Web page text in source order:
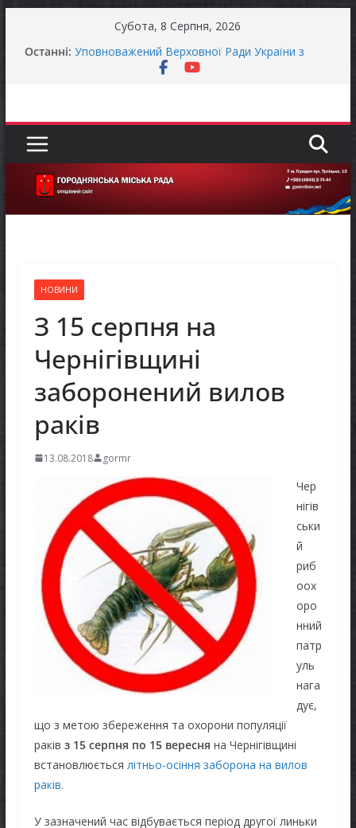
Субота, 8 Серпня, 2026
Останні: Уповноважений Верховної Ради України з
прав людини проводить опитування щодо
МОВЧАННЯ
Як отримати компенсацію за товари, придбані
для ветеранського бізнесу
НОВИНИ
З 15 серпня на
Чернігівщині
заборонений вилов
раків
13.08.2018 gormr
Чер
нігів
ськи
й
риб
оох
оро
нний
патр
уль
нага
дує,
що з метою збереження та охорони популяції
раків з 15 серпня по 15 вересня на Чернігівщині
встановлюється літньо-осіння заборона на вилов
раків.
У зазначений час відбувається період другої линьки